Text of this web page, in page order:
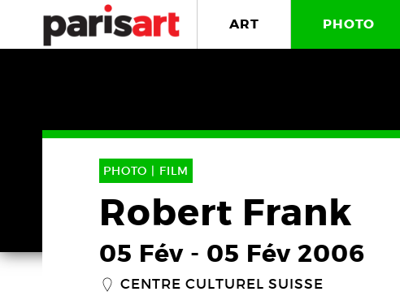
ART PHOTO
PHOTO | FILM
Robert Frank
05 Fév - 05 Fév 2006
_ CENTRE CULTUREL SUISSE